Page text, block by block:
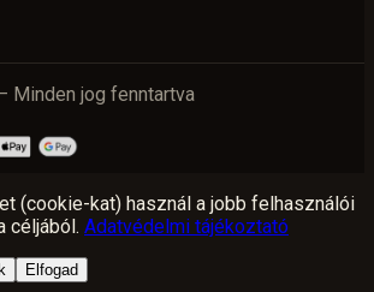
Minden jog fenntartva
(cookie-kat) használ a jobb felhasználói
céljából. Adatvédelmi tájékoztató
Elfogad